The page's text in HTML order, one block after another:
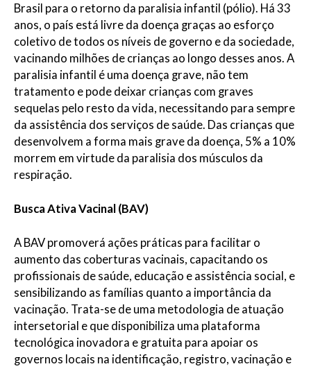
Brasil para o retorno da paralisia infantil (pólio). Há 33
anos, o país está livre da doença graças ao esforço
coletivo de todos os níveis de governo e da sociedade,
vacinando milhões de crianças ao longo desses anos. A
paralisia infantil é uma doença grave, não tem
tratamento e pode deixar crianças com graves
sequelas pelo resto da vida, necessitando para sempre
da assistência dos serviços de saúde. Das crianças que
desenvolvem a forma mais grave da doença, 5% a 10%
morrem em virtude da paralisia dos músculos da
respiração.
Busca Ativa Vacinal (BAV)
A BAV promoverá ações práticas para facilitar o
aumento das coberturas vacinais, capacitando os
profissionais de saúde, educação e assistência social, e
sensibilizando as famílias quanto a importância da
vacinação. Trata-se de uma metodologia de atuação
intersetorial e que disponibiliza uma plataforma
tecnológica inovadora e gratuita para apoiar os
governos locais na identificação, registro, vacinação e